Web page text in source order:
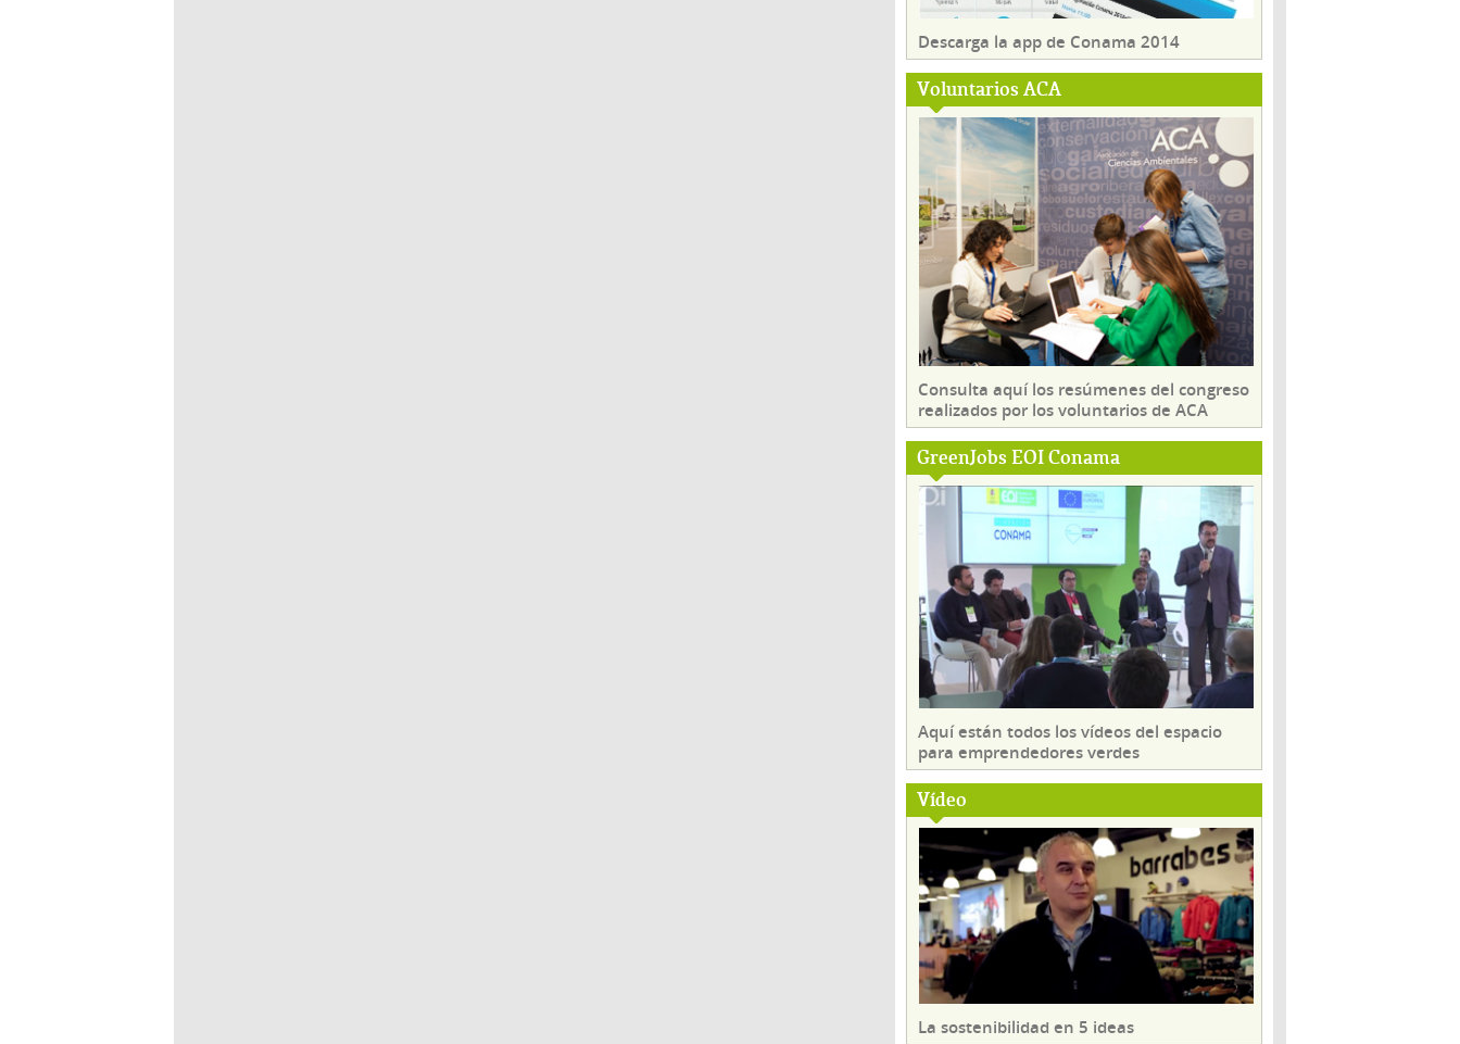
Descarga la app de Conama 2014
Voluntarios ACA
Consulta aquí los resúmenes del congreso
realizados por los voluntarios de ACA
GreenJobs EOI Conama
Aquí están todos los vídeos del espacio
para emprendedores verdes
Vídeo
La sostenibilidad en 5 ideas